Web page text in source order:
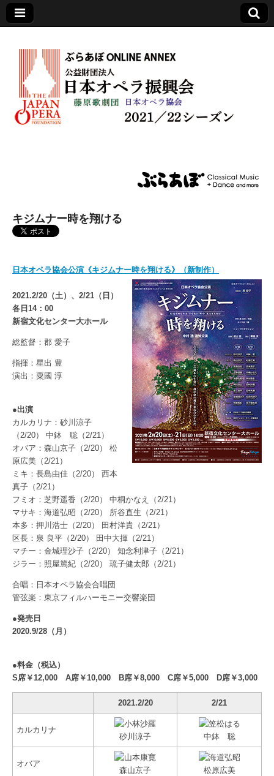
日本オペラ振興会
キジムナー時を翔ける
日本オペラ協会公演《キジムナー時を翔ける》（新制作）
2021.2/20（土）、2/21（日）
各日14：00
新宿文化センター大ホール
総監督：郡 愛子
指揮：星出 豊
演出：粟國 淳
●出演
カルカリナ：砂川涼子
（2/20） 中鉢 聡（2/21）
オバア：森山京子（2/20） 松
原広美（2/21）
ミキ：長島由佳（2/20） 西本
真子（2/21）
フミオ：芝野遥香（2/20） 中桐かなえ（2/21）
マサキ：海道弘昭（2/20） 所谷直生（2/21）
本多：押川浩士（2/20） 田村洋貴（2/21）
区長：泉 良平（2/20） 田中大揮（2/21）
マチー：金城理沙子（2/20） 知念利津子（2/21）
ジラー：照屋篤紀（2/20） 琉子健太郎（2/21）
合唱：日本オペラ協会合唱団
管弦楽：東京フィルハーモニー交響楽団
●発売日
2020.9/28（月）
●料金（税込）
S席￥12,000 A席￥10,000 B席￥8,000 C席￥5,000 D席￥3,000
2021.2/20 2/21
カルカリナ
砂川涼子 中鉢 聡
オバア
森山京子 松原広美